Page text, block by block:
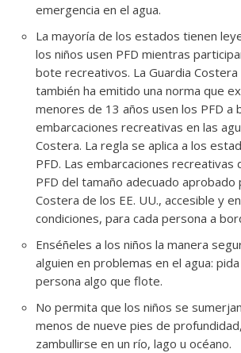
emergencia en el agua.
La mayoría de los estados tienen
los niños usen PFD mientras
bote recreativos. La Guardia Costera
también ha emitido una norma que
menores de 13 años usen los PFD a
embarcaciones recreativas en las
Costera. La regla se aplica a los
PFD. Las embarcaciones recreativas
PFD del tamaño adecuado aprobado
Costera de los EE. UU., accesible y
condiciones, para cada persona a
Enséñeles a los niños la manera
alguien en problemas en el agua:
persona algo que flote.
No permita que los niños se
menos de nueve pies de
zambullirse en un río, lago u océano.